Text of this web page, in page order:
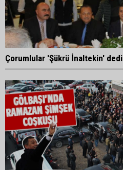
Çorumlular 'Şükrü İnaltekin' dedi